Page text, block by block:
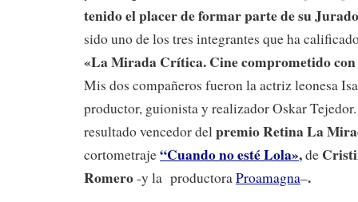
tenido el placer de formar parte de su Jurado
sido uno de los tres integrantes que ha
«La Mirada Crítica. Cine comprometido
Mis dos compañeros fueron la actriz leonesa
productor, guionista y realizador Oskar
resultado vencedor delpremio Retina La
cortometraje“Cuando no esté Lola»,de
Romero-y la productoraProamagna–.